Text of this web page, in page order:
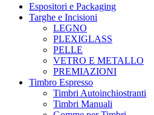
Espositori e Packaging
Targhe e Incisioni
LEGNO
PLEXIGLASS
PELLE
VETRO E METALLO
PREMIAZIONI
Timbro Espresso
Timbri Autoinchiostranti
Timbri Manuali